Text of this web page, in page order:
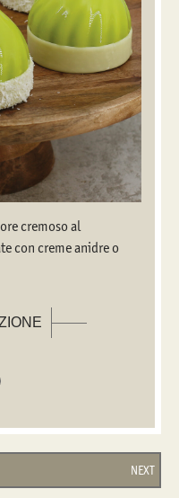
cremoso al
con creme anidre o
NEXT